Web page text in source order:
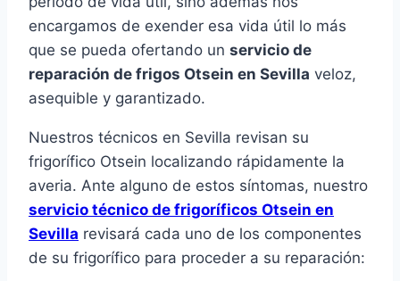
encargamos de exender esa vida útil lo más
que se pueda ofertando un servicio de
reparación de frigos Otsein en Sevilla veloz,
asequible y garantizado.
Nuestros técnicos en Sevilla revisan su
frigorífico Otsein localizando rápidamente la
averia. Ante alguno de estos síntomas, nuestro
servicio técnico de frigoríficos Otsein en
Sevilla revisará cada uno de los componentes
de su frigorífico para proceder a su reparación: